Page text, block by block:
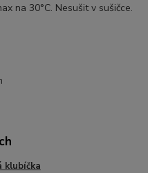
na 30°C. Nesušit v sušičce.
klubíčka